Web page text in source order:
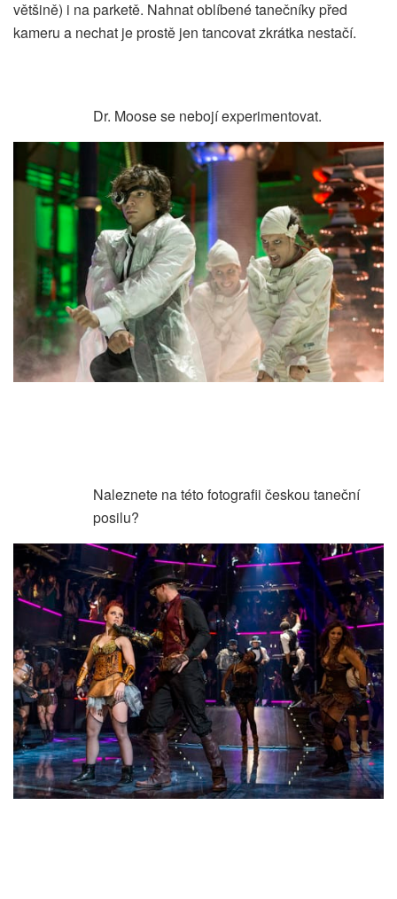
většině) i na parketě. Nahnat oblíbené tanečníky před
kameru a nechat je prostě jen tancovat zkrátka nestačí.
Dr. Moose se nebojí experimentovat.
Naleznete na této fotografii českou taneční
posilu?